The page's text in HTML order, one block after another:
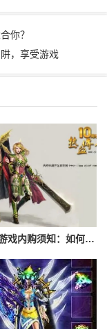
你？
，享受游戏
传奇私服游戏内购须知：如何避免陷阱，享受游戏